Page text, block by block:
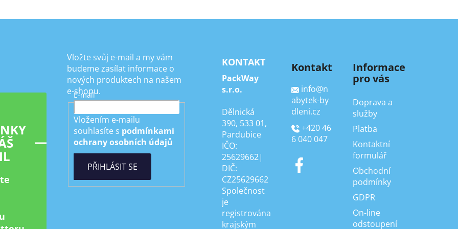
Vložte svůj e-mail a my vám
budeme zasílat informace o
nových produktech na našem
e-shopu.
E-mail
Vložením e-mailu
souhlasíte s podmínkami
ochrany osobních údajů
PŘIHLÁSIT SE
KONTAKT
PackWay
s.r.o.
Dělnická
390, 533 01,
Pardubice
IČO:
25629662|
DIČ:
CZ25629662
Společnost
je
registrována
krajským
Kontakt
info@n
abytek-by
dleni.cz
+420 46
6 040 047
Informace
pro vás
Doprava a
služby
Platba
Kontaktní
formulář
Obchodní
podmínky
GDPR
On-line
odstoupení